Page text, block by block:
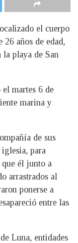
el cuerpo
años de edad,
playa de San
el martes 6 de
marina y
de sus
para
él junto a
arrastrados al
ponerse a
entre las
Luna, entidades